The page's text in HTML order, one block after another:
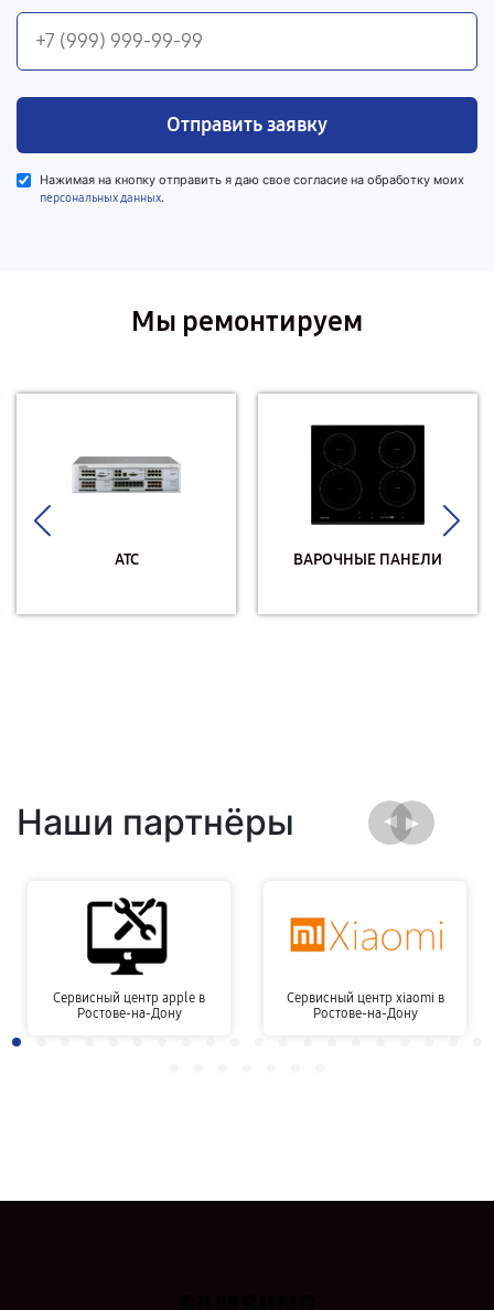
Отправить заявку
Нажимая на кнопку отправить я даю свое согласие на обработку моих
персональных данных.
Мы ремонтируем
АТС ВАРОЧНЫЕ ПАНЕЛИ
Наши партнёры
Сервисный центр apple в
Ростове-на-Дону
Сервисный центр xiaomi в
Ростове-на-Дону